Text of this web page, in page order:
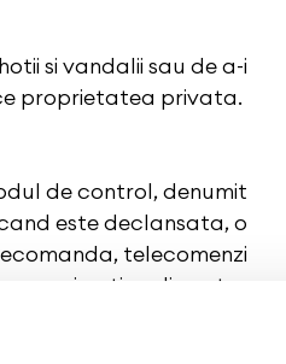
si vandalii sau de a-i
proprietatea privata.
de control, denumit
este declansata, o
telecomenzi
optionali pentru
cablaje pentru
componentelor.